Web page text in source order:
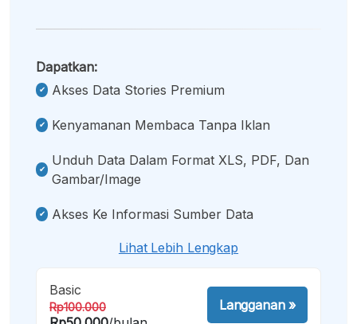
Dapatkan:
Akses Data Stories Premium
Kenyamanan Membaca Tanpa Iklan
Unduh Data Dalam Format XLS, PDF, Dan
Gambar/image
Akses Ke Informasi Sumber Data
Lihat Lebih Lengkap
Basic
Rp100.000 Langganan»